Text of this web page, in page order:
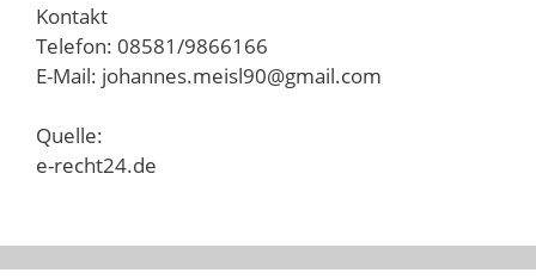
Kontakt
Telefon: 08581/9866166
E-Mail: johannes.meisl90@gmail.com
Quelle:
e-recht24.de